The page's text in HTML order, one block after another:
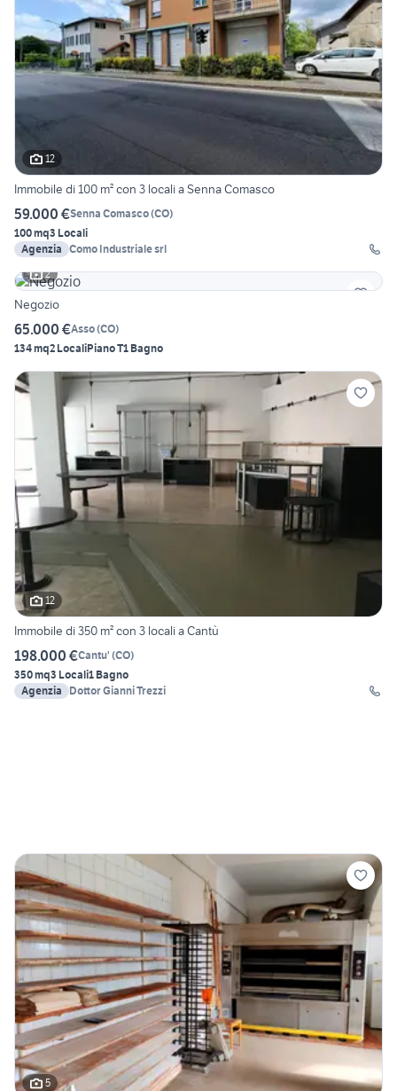
12
Immobile di 100 m² con 3 locali a Senna Comasco
59.000 €Senna Comasco(CO)
100 mq3 Locali
Agenzia Como Industriale srl
2
Negozio
65.000 €Asso(CO)
134 mq2 LocaliPiano T1 Bagno
12
Immobile di 350 m² con 3 locali a Cantù
198.000 €Cantu' (CO)
350 mq3 Locali1 Bagno
Agenzia
Dottor Gianni Trezzi
5